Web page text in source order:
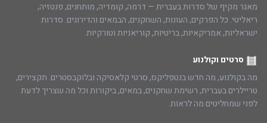
מאגר מקיף של סדרות בעברית — דרמה, קומדיה, מותחנים, פנטזיה,
ריאליטי. כל הפרקים, העונות, השחקנים, הבמאים והדירוגים. סדרות
ישראליות, אמריקאיות, בריטיות, קוריאניות וטורקיות.
סרטים וקולנוע
מה בקולנוע, מה חדש בנטפליקס, סרטי קלאסיקה ובלוקבסטרים. תקצירים,
טריילרים בעברית, רשימת שחקנים, במאים, ביקורות וכל מה שצריך לדעת
לפני שמחליטים מה לראות.